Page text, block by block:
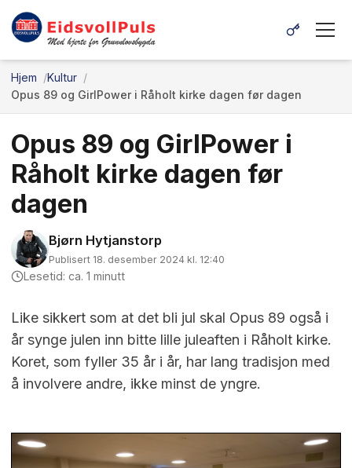
Hjem
Kultur
Opus 89 og GirlPower i Råholt kirke dagen før dagen
Opus 89 og GirlPower i
Råholt kirke dagen før
dagen
Bjørn Hytjanstorp
Publisert 18. desember 2024 kl. 12:40
Lesetid: ca. 1 minutt
Like sikkert som at det bli jul skal Opus 89 også i
år synge julen inn bitte lille juleaften i Råholt kirke.
Koret, som fyller 35 år i år, har lang tradisjon med
å involvere andre, ikke minst de yngre.